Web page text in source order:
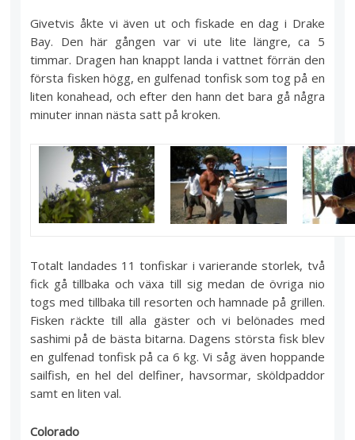
Givetvis åkte vi även ut och fiskade en dag i Drake
Bay. Den här gången var vi ute lite längre, ca 5
timmar. Dragen han knappt landa i vattnet förrän den
första fisken högg, en gulfenad tonfisk som tog på en
liten konahead, och efter den hann det bara gå några
minuter innan nästa satt på kroken.
Totalt landades 11 tonfiskar i varierande storlek, två
fick gå tillbaka och växa till sig medan de övriga nio
togs med tillbaka till resorten och hamnade på grillen.
Fisken räckte till alla gäster och vi belönades med
sashimi på de bästa bitarna. Dagens största fisk blev
en gulfenad tonfisk på ca 6 kg. Vi såg även hoppande
sailfish, en hel del delfiner, havsormar, sköldpaddor
samt en liten val.
Colorado